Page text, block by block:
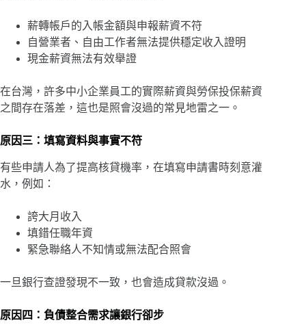
薪轉帳戶的入帳金額與申報薪資不符
自營業者、自由工作者無法提供穩定收入證明
現金薪資無法有效舉證
在台灣，許多中小企業員工的實際薪資與勞保投保薪資
之間存在落差，這也是照會沒過的常見地雷之一。
原因三：填寫資料與事實不符
有些申請人為了提高核貸機率，在填寫申請書時刻意灌
水，例如：
誇大月收入
填錯任職年資
緊急聯絡人不知情或無法配合照會
一旦銀行查證發現不一致，也會造成貸款沒過。
原因四：負債整合需求讓銀行卻步